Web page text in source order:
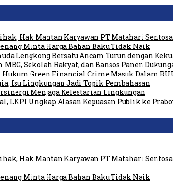
Hak Mantan Karyawan PT Matahari
Minta Harga Bahan Baku Tidak Naik
Lengkong Bersatu Ancam Turun dengan
Sekolah Rakyat, dan Bansos Panen
Hukum Green Financial Crime Masuk Dalam
Isu Lingkungan Jadi Topik Pembahasan
Menjaga Kelestarian Lingkungan
LKPI Ungkap Alasan Kepuasan Publik ke
Hak Mantan Karyawan PT Matahari
Minta Harga Bahan Baku Tidak Naik